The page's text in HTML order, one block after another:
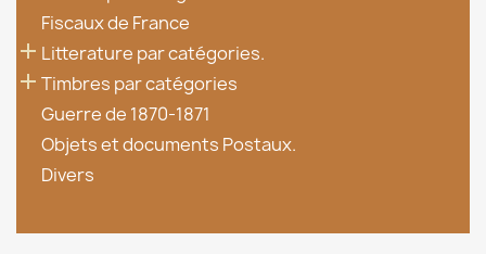
Fiscaux de France
Litterature par catégories.

Timbres par catégories

Guerre de 1870-1871
Objets et documents Postaux.
Divers